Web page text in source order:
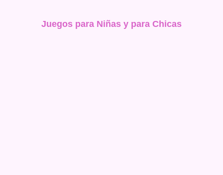
Juegos para Niñas y para Chicas